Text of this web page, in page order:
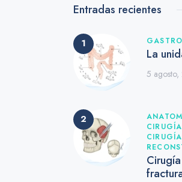
Entradas recientes
La
5